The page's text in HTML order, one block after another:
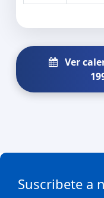
Ver
Suscribete a